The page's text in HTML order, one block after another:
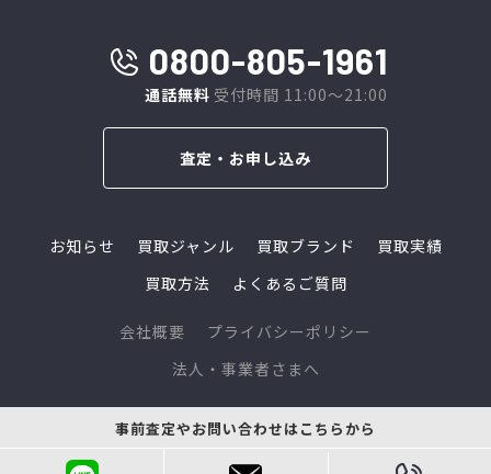
0800-805-1961
通話無料 受付時間 11:00～21:00
査定・お申し込み
お知らせ 買取ジャンル 買取ブランド
買取実績
買取方法
よくあるご質問
会社概要
プライバシーポリシー
法人・事業者さまへ